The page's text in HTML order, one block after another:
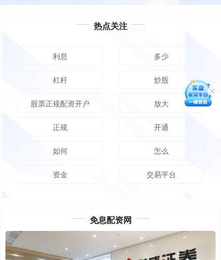
热点关注
利息 多少
杠杆 炒股
股票正规配资开户 放大
正规 开通
如何 怎么
资金 交易平台
免息配资网